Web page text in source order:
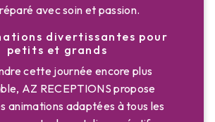
avec soin et passion.
divertissantes pour
petits et grands
cette journée encore plus
AZ RECEPTIONS propose
animations adaptées à tous les